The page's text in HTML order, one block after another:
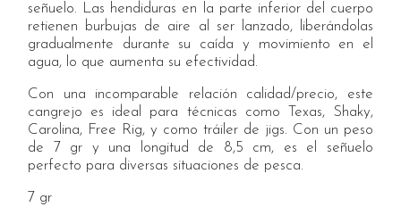
señuelo. Las hendiduras en la parte inferior del cuerpo
retienen burbujas de aire al ser lanzado, liberándolas
gradualmente durante su caída y movimiento en el
agua, lo que aumenta su efectividad.
Con una incomparable relación calidad/precio, este
cangrejo es ideal para técnicas como Texas, Shaky,
Carolina, Free Rig, y como tráiler de jigs. Con un peso
de 7 gr y una longitud de 8,5 cm, es el señuelo
perfecto para diversas situaciones de pesca.
7 gr